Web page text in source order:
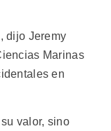
dijo Jeremy
Marinas
en
valor, sino